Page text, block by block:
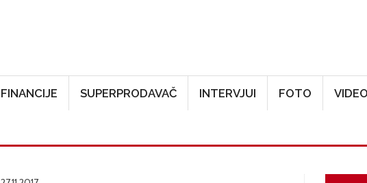
FINANCIJE SUPERPRODAVAČ INTERVJUI FOTO VIDEO